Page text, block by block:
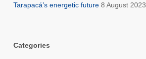
Tarapacá’s energetic future 8 August 2023
Categories